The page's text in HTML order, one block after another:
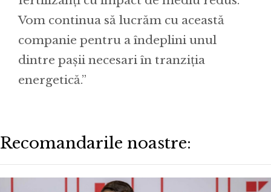
Vom continua să lucrăm cu această
companie pentru a îndeplini unul
dintre pașii necesari în tranziția
energetică.”
Recomandarile noastre: